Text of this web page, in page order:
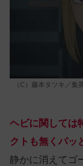
（C）藤本タツキ／集
ヘビに関しては
クトも無くパッ
静かに消えてゴ